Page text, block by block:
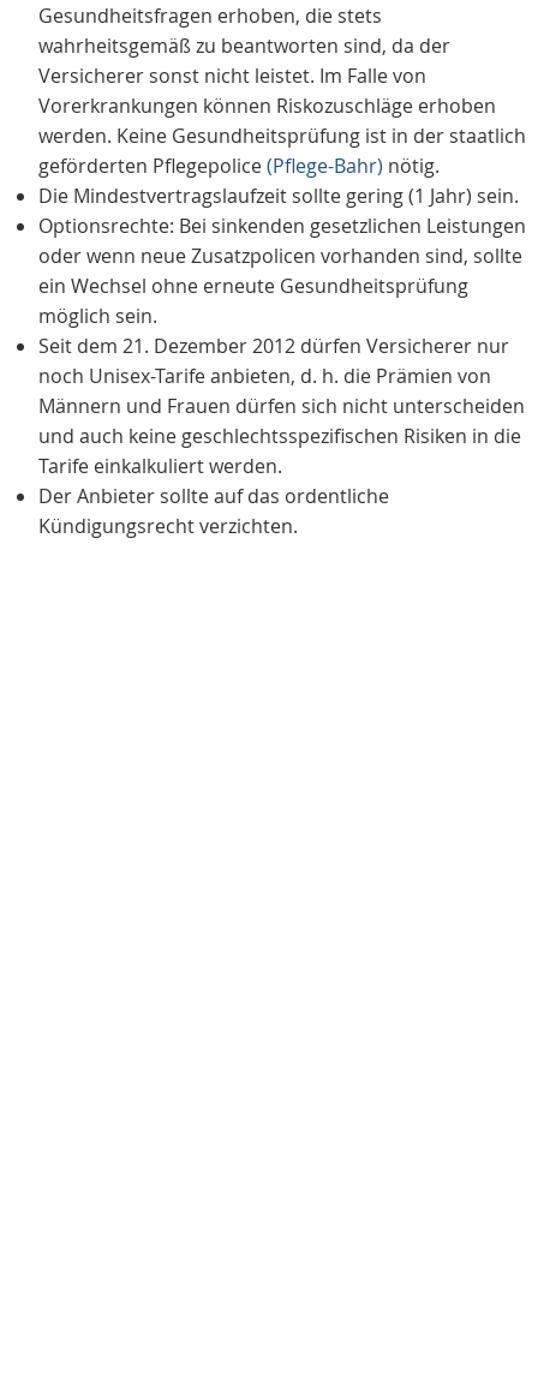
Gesundheitsfragen erhoben, die stets
wahrheitsgemäß zu beantworten sind, da der
Versicherer sonst nicht leistet. Im Falle von
Vorerkrankungen können Riskozuschläge erhoben
werden. Keine Gesundheitsprüfung ist in der staatlich
geförderten Pflegepolice(Pflege-Bahr) nötig.
Die Mindestvertragslaufzeit sollte gering (1 Jahr) sein.
Optionsrechte: Bei sinkenden gesetzlichen Leistungen
oder wenn neue Zusatzpolicen vorhanden sind, sollte
ein Wechsel ohne erneute Gesundheitsprüfung
möglich sein.
Seit dem 21. Dezember 2012 dürfen Versicherer nur
noch Unisex-Tarife anbieten, d. h. die Prämien von
Männern und Frauen dürfen sich nicht unterscheiden
und auch keine geschlechtsspezifischen Risiken in die
Tarife einkalkuliert werden.
Der Anbieter sollte auf das ordentliche
Kündigungsrecht verzichten.